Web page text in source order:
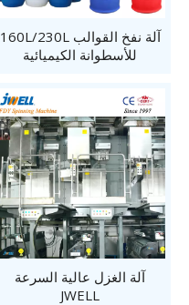
آلة نفخ القوالب 160L/230L
للأسطوانة الكيميائية
آلة الغزل عالية السرعة
JWELL